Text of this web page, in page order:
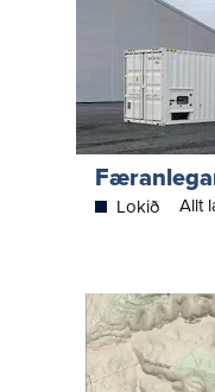
Lokið Allt